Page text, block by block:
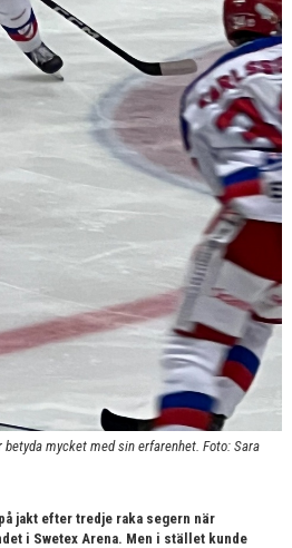
mycket med sin erfarenhet. Foto: Sara
jakt efter tredje raka segern när
i Swetex Arena. Men i stället kunde